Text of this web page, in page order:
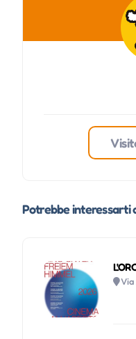
Potrebbe interessarti
Via